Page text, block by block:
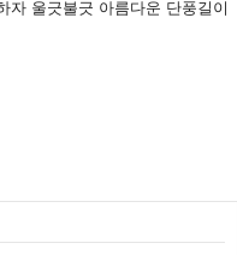
자 울긋불긋 아름다운 단풍길이